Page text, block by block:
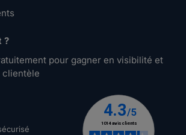
?
pour gagner en visibilité et
clientèle